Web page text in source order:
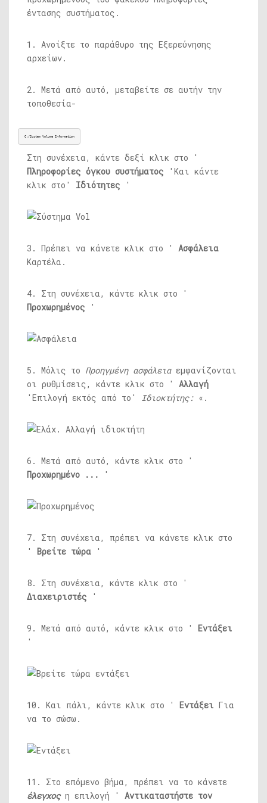
έντασης συστήματος.
1. Ανοίξτε το παράθυρο της Εξερεύνησης
αρχείων.
2. Μετά από αυτό, μεταβείτε σε αυτήν την
τοποθεσία-
C:/System Volume Information
Στη συνέχεια, κάντε δεξί κλικ στο '
Πληροφορίες όγκου συστήματος 'Και κάντε
κλικ στο' Ιδιότητες '
3. Πρέπει να κάνετε κλικ στο ' Ασφάλεια
Καρτέλα.
4. Στη συνέχεια, κάντε κλικ στο '
Προχωρημένος '
5. Μόλις το Προηγμένη ασφάλειαεμφανίζονται
οι ρυθμίσεις, κάντε κλικ στο ' Αλλαγή
'Επιλογή εκτός από το' Ιδιοκτήτης: «.
6. Μετά από αυτό, κάντε κλικ στο '
Προχωρημένο ...
'
7. Στη συνέχεια, πρέπει να κάνετε κλικ στο
' Βρείτε τώρα '
8. Στη συνέχεια, κάντε κλικ στο '
Διαχειριστές '
9. Μετά από αυτό, κάντε κλικ στο ' Εντάξει
'
10. Και πάλι, κάντε κλικ στο ' Εντάξει Για
να το σώσω.
11. Στο επόμενο βήμα, πρέπει να το κάνετε
έλεγχος η επιλογή ' Αντικαταστήστε τον